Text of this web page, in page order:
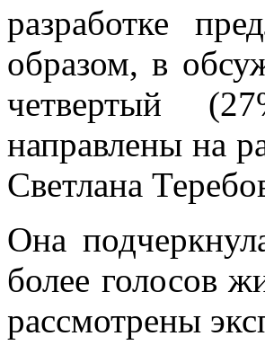
разработке
образом, в
четвертый
направлены на
Светлана
Она
более голосов
рассмотрены